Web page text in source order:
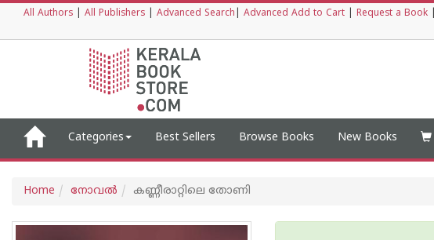
All Authors All Publishers Advanced Search Advanced Add to Cart Request a Book
Categories Best Sellers Browse Books New Books
Home നോവല്‍ കണ്ണീരാറ്റിലെ തോണി